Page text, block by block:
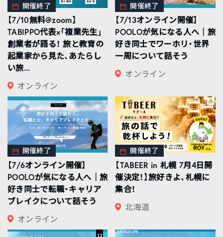
開催終了
【7/10無料@zoom】
TABIPPO代表×「複業先生」
創業者が語る！ 旅と教育の
起業家から見た、あたらし
い旅...
オンライン
開催終了
【7/13オンライン開催】
POOLOが気になる人へ｜旅
好き同士でワーホリ・世界
一周について話そう
オンライン
開催終了
【7/6オンライン開催】
POOLOが気になる人へ｜旅
好き同士で転職・キャリア
ブレイクについて話そう
オンライン
開催終了
【TABEER in 札幌 7月4日開
催決定！】旅好きよ、札幌に
集合！
北海道